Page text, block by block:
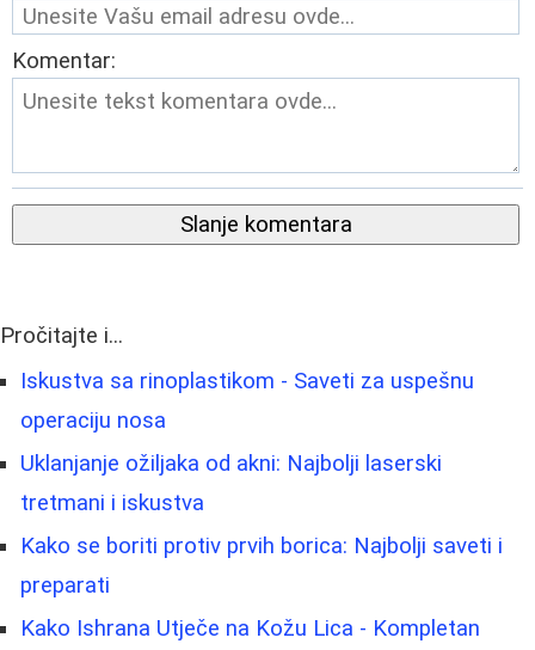
Komentar:
Slanje komentara
Pročitajte i...
Iskustva sa rinoplastikom - Saveti za uspešnu
operaciju nosa
Uklanjanje ožiljaka od akni: Najbolji laserski
tretmani i iskustva
Kako se boriti protiv prvih borica: Najbolji saveti i
preparati
Kako Ishrana Utječe na Kožu Lica - Kompletan